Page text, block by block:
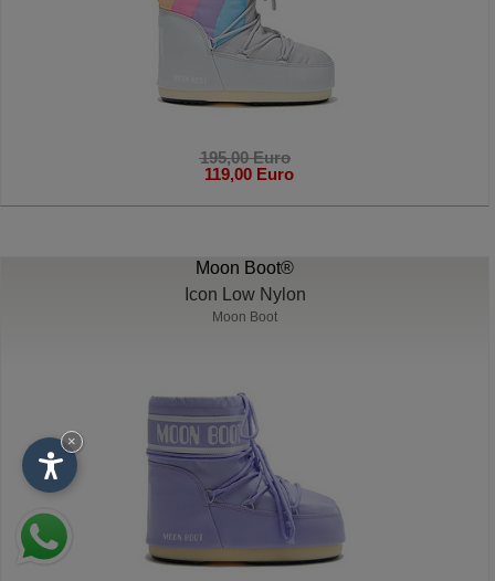
195,00 Euro
119,00 Euro
Moon Boot®
Icon Low Nylon
Moon Boot
×